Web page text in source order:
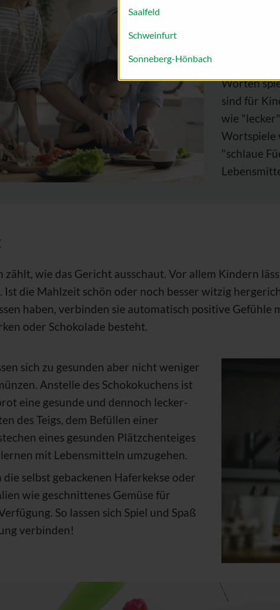
Viele
kreieren
anstelle
Bringen
Worten
sind für
wie
Wortspiele
"schlaue
wie das Gericht ausschaut. Vor allem Kindern
die Mahlzeit schön oder noch besser witzig
haben, verbinden sie automatisch positive
oder Schokolade besteht.
sich zu gesunden aber nicht weniger
Anstelle des Schokokuchens ist
eine gesunde und dennoch lecker-
des Teigs, dem Befüllen einer
eines gesunden Plätzchenteiges
mit Lebensmitteln umzugehen.
selbst gebackenen Haferkekse oder
wie geschnittenes Gemüse für
So lassen sich Spiel und Spaß
verbinden!
Saalfeld
Schweinfurt
Sonneberg-Hönbach